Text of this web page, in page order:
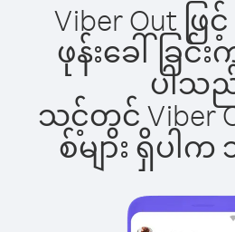
Viber Out ဖ
ဖုန်းခေါ်ခြ
ပါသ
သင့်တွင် Viber
စ်များ ရှိပ